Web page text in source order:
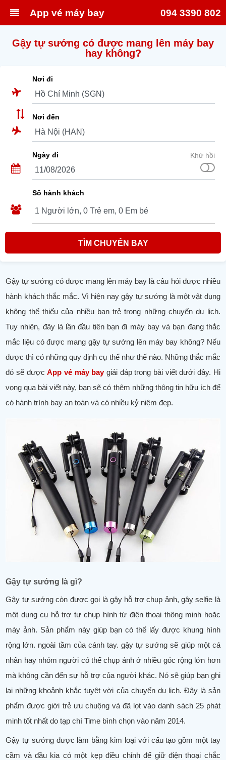
App vé máy bay 094 3390 802
Gậy tự sướng có được mang lên máy bay
hay không?
Nơi đi
Nơi đến
Ngày đi Khứ hồi
Số hành khách
TÌM CHUYẾN BAY
Gậy tự sướng có được mang lên máy bay là câu hỏi được nhiều
hành khách thắc mắc. Vì hiện nay gậy tự sướng là một vật dụng
không thể thiếu của nhiều bạn trẻ trong những chuyến du lịch.
Tuy nhiên, đây là lần đầu tiên bạn đi máy bay và bạn đang thắc
mắc liệu có được mang gậy tự sướng lên máy bay không? Nếu
được thì có những quy định cụ thể như thế nào. Những thắc mắc
đó sẽ đượcApp vé máy bay giải đáp trong bài viết dưới đây. Hi
vọng qua bài viết này, bạn sẽ có thêm những thông tin hữu ích để
có hành trình bay an toàn và có nhiều kỷ niệm đẹp.
Gậy tự sướng là gì?
Gậy tự sướng còn được gọi là gậy hỗ trợ chụp ảnh, gâỵ selfie là
một dụng cụ hỗ trợ tự chụp hình từ điện thoại thông minh hoặc
máy ảnh. Sản phẩm này giúp bạn có thể lấy được khung hình
rộng lớn. ngoài tầm của cánh tay. gậy tự sướng sẽ giúp một cá
nhân hay nhóm người có thể chụp ảnh ở nhiều góc rộng lớn hơn
mà không cần đến sự hỗ trợ của người khác. Nó sẽ giúp bạn ghi
lại những khoảnh khắc tuyệt vời của chuyến du lịch. Đây là sản
phẩm được giới trẻ ưu chuộng và đã lọt vào danh sách 25 phát
minh tốt nhất do tạp chí Time bình chọn vào năm 2014.
Gậy tự sướng được làm bằng kim loại với cấu tạo gồm một tay
cầm và đầu kia có một kẹp điều chỉnh để giữ điện thoại chắc